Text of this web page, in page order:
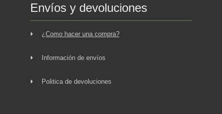
Envíos y devoluciones
¿Como hacer una compra?
Información de envíos
Politica de devoluciones